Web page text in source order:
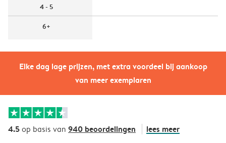
Elke dag lage prijzen, met extra voordeel bij aankoop
van meer exemplaren
4 - 5
6+
4.5op basis van 940 beoordelingen lees meer